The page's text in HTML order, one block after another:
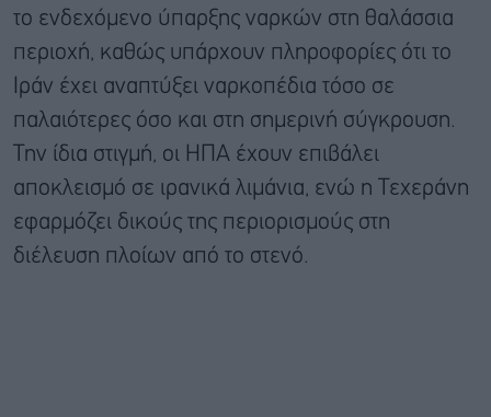
το ενδεχόμενο ύπαρξης ναρκών στη θαλάσσια
περιοχή, καθώς υπάρχουν πληροφορίες ότι το
Ιράν έχει αναπτύξει ναρκοπέδια τόσο σε
παλαιότερες όσο και στη σημερινή σύγκρουση.
Την ίδια στιγμή, οι ΗΠΑ έχουν επιβάλει
αποκλεισμό σε ιρανικά λιμάνια, ενώ η Τεχεράνη
εφαρμόζει δικούς της περιορισμούς στη
διέλευση πλοίων από το στενό.